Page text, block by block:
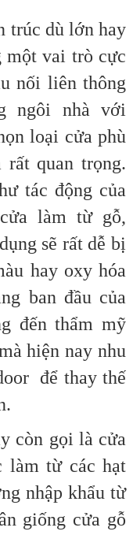
trúc dù lớn hay
một vai trò cực
nối liên thông
ngôi nhà với
loại cửa phù
quan trọng.
tác động của
làm từ gỗ,
sẽ rất dễ bị
hay oxy hóa
ban đầu của
đến thẩm mỹ
hiện nay nhu
để thay thế
còn gọi là cửa
làm từ các hạt
nhập khẩu từ
giống cửa gỗ